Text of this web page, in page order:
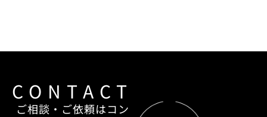
CONTACT
ご相談・ご依頼はコン